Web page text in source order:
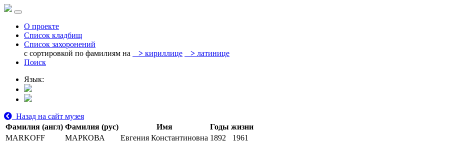
О проекте
Список кладбищ
Список захоронений
с сортировкой по фамилиям на
> кириллице > латинице
Поиск
Язык:
Назад на сайт музея
Фамилия (англ) Фамилия (рус) Имя
Годы жизни
MARKOFF
МАРКОВА Евгения Константиновна 1892
1961